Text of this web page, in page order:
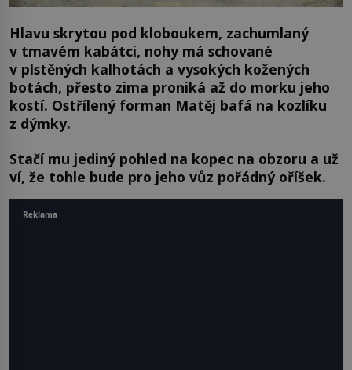
Hlavu skrytou pod kloboukem, zachumlaný
v tmavém kabátci, nohy má schované
v plstěných kalhotách a vysokých kožených
botách, přesto zima proniká až do morku jeho
kostí. Ostřílený forman Matěj bafá na kozlíku
z dýmky.
Stačí mu jediný pohled na kopec na obzoru a už
ví, že tohle bude pro jeho vůz pořádný oříšek.
Reklama